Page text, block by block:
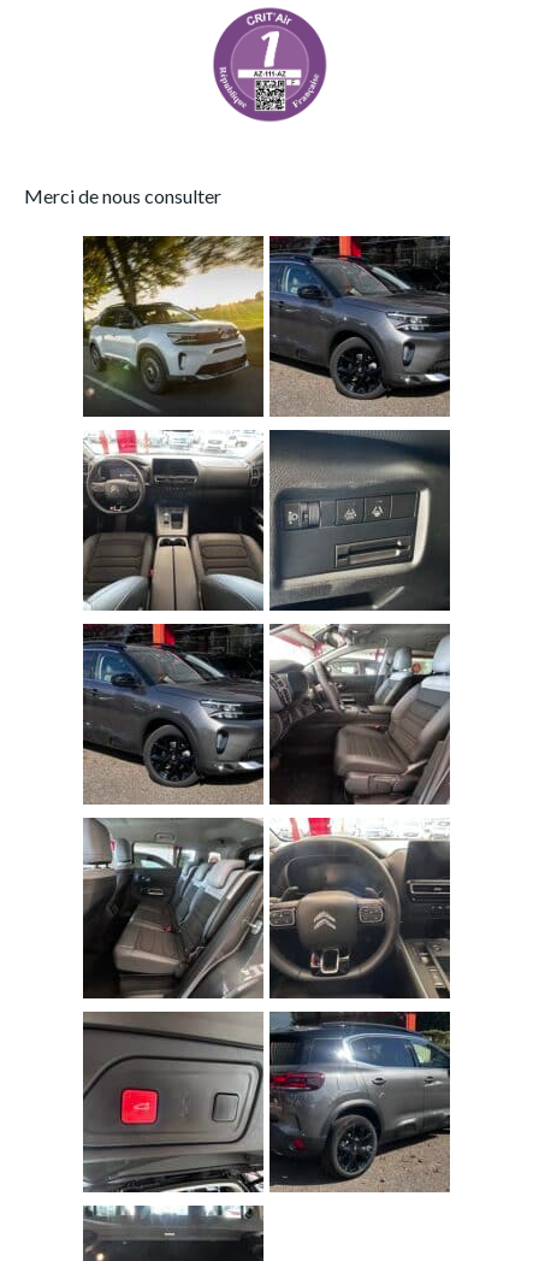
Merci de nous consulter